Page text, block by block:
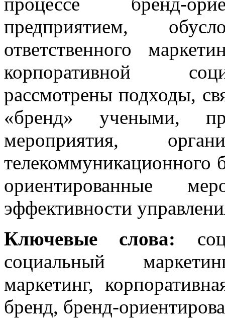
предприятием,
ответственного
корпоративной
рассмотрены подходы,
«бренд» учеными,
мероприятия,
телекоммуникационного
ориентированные
эффективности
Ключевые слова:
социальный
маркетинг,
бренд, бренд-